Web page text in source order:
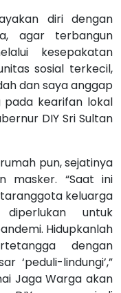
diri dengan
agar terbangun
kesepakatan
sosial terkecil,
dan saya anggap
pada kearifan lokal
DIY Sri Sultan
pun, sejatinya
masker. “Saat ini
keluarga
untuk
Hidupkanlah
dengan
‘peduli-lindungi’,”
Jaga Warga akan